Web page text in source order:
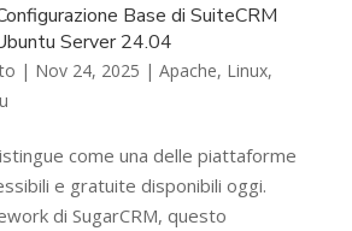
Base di SuiteCRM
Server 24.04
| Nov 24, 2025 | Apache, Linux,
come una delle piattaforme
e gratuite disponibili oggi.
di SugarCRM, questo